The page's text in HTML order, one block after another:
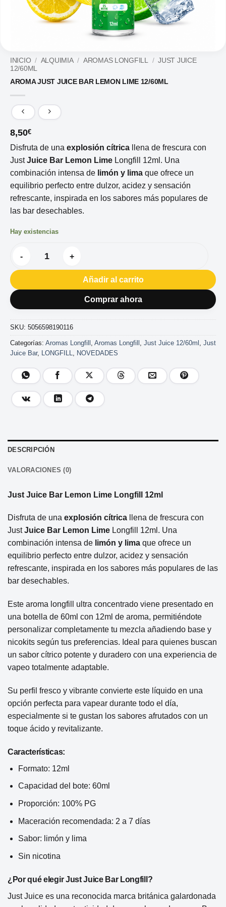
INICIO / ALQUIMIA / AROMAS LONGFILL / JUST JUICE
12/60ML
AROMA JUST JUICE BAR LEMON LIME 12/60ML
8,50€
Disfruta de una explosión cítrica llena de frescura con
JustJuice Bar Lemon Lime Longfill 12ml. Una
combinación intensa de limón y lima que ofrece un
equilibrio perfecto entre dulzor, acidez y sensación
refrescante, inspirada en los sabores más populares de
las bar desechables.
Hay existencias
AROMA JUST JUICE BAR LEMON LIME 12/60ML cantidad
Añadir al carrito
Comprar ahora
SKU: 5056598190116
Categorías: Aromas Longfill , Aromas Longfill , Just Juice 12/60ml , Just
Juice Bar, LONGFILL, NOVEDADES
DESCRIPCIÓN
VALORACIONES (0)
Just Juice Bar Lemon Lime Longfill 12ml
Disfruta de una explosión cítrica llena de frescura con
JustJuice Bar Lemon Lime Longfill 12ml. Una
combinación intensa de limón y lima que ofrece un
equilibrio perfecto entre dulzor, acidez y sensación
refrescante, inspirada en los sabores más populares de las
bar desechables.
Este aroma longfill ultra concentrado viene presentado en
una botella de 60ml con 12ml de aroma, permitiéndote
personalizar completamente tu mezcla añadiendo base y
nicokits según tus preferencias. Ideal para quienes buscan
un sabor cítrico potente y duradero con una experiencia de
vapeo totalmente adaptable.
Su perfil fresco y vibrante convierte este líquido en una
opción perfecta para vapear durante todo el día,
especialmente si te gustan los sabores afrutados con un
toque ácido y revitalizante.
Características:
Formato: 12ml
Capacidad del bote: 60ml
Proporción: 100% PG
Maceración recomendada: 2 a 7 días
Sabor: limón y lima
Sin nicotina
¿Por qué elegir Just Juice Bar Longfill?
Just Juice es una reconocida marca británica galardonada